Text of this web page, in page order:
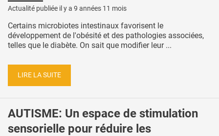
Actualité publiée il y a 9 années 11 mois
Certains microbiotes intestinaux favorisent le
développement de l'obésité et des pathologies associées,
telles que le diabète. On sait que modifier leur ...
LIRE LA SUITE
AUTISME: Un espace de stimulation
sensorielle pour réduire les